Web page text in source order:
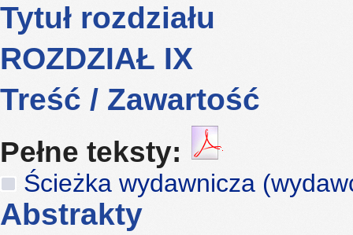
Tytuł rozdziału
ROZDZIAŁ IX
Treść / Zawartość
Pełne teksty:
Ścieżka wydawnicza
Abstrakty